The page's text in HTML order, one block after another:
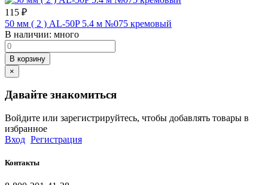
115 ₽
50 мм ( 2 ) AL-50P 5.4 м №075 кремовый
В наличии: много
В корзину
×
Давайте знакомиться
Войдите или зарегистрируйтесь, чтобы добавлять товары в
избранное
Вход Регистрация
Контакты